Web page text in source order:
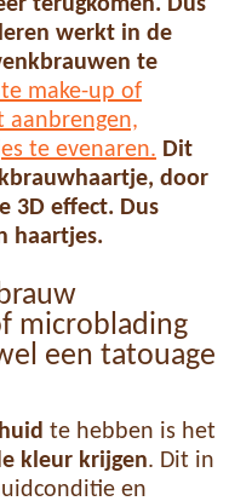
werkt in de
te
make-up of
aanbrengen,
te evenaren. Dit
door
3D effect. Dus
haartjes.
microblading
een tatouage
te hebben is het
kleur krijgen. Dit in
en